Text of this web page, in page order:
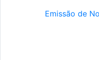
Emissão de